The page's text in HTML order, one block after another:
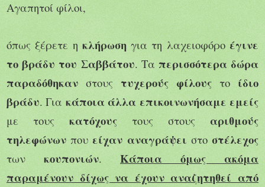
Αγαπητοί φίλοι,
όπως ξέρετε η κλήρωσηγια τη λαχειοφόρο έγινε
το βράδυ του Σαββάτου. Τα περισσότερα δώρα
παραδόθηκαν στους τυχερούς φίλους το ίδιο
βράδυ. Για κάποια άλλα επικοινωνήσαμε εμείς
με τους κατόχους τους στους
αριθμούς
τηλεφώνων που είχαν αναγράψει στοστέλεχος
των κουπονιών. Κάποια όμως ακόμα
παραμένουν δίχως να έχουν αναζητηθεί από